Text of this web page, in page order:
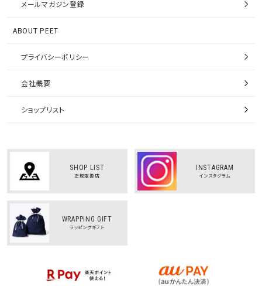
メールマガジン登録
ABOUT PEET
プライバシーポリシー
会社概要
ショップリスト
SHOP LIST
正規取扱店
INSTAGRAM
インスタグラム
WRAPPING GIFT
ラッピングギフト